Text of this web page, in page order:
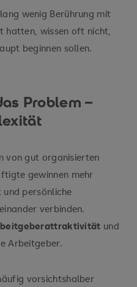
wenig Berührung mit
wissen oft nicht,
beginnen sollen.
Problem –
von gut organisierten
gewinnen mehr
persönliche
verbinden.
und
Arbeitgeber.
vorsichtshalber